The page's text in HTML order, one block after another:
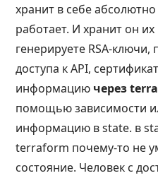
хранит в себе
работает. И хранит он
генерируете RSA-ключи,
доступа к API,
информацию через
помощью зависимости
информацию в state. в
terraform почему-то не
состояние. Человек с